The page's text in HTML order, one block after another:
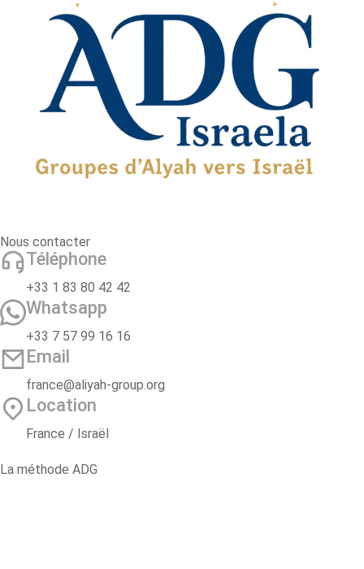
Nous contacter
Téléphone
+33 1 83 80 42 42
Whatsapp
+33 7 57 99 16 16
Email
france@aliyah-group.org
Location
France / Israël
La méthode ADG